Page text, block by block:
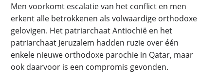
Men voorkomt escalatie van het conflict en men
erkent alle betrokkenen als volwaardige orthodoxe
gelovigen. Het patriarchaat Antiochië en het
patriarchaat Jeruzalem hadden ruzie over één
enkele nieuwe orthodoxe parochie in Qatar, maar
ook daarvoor is een compromis gevonden.